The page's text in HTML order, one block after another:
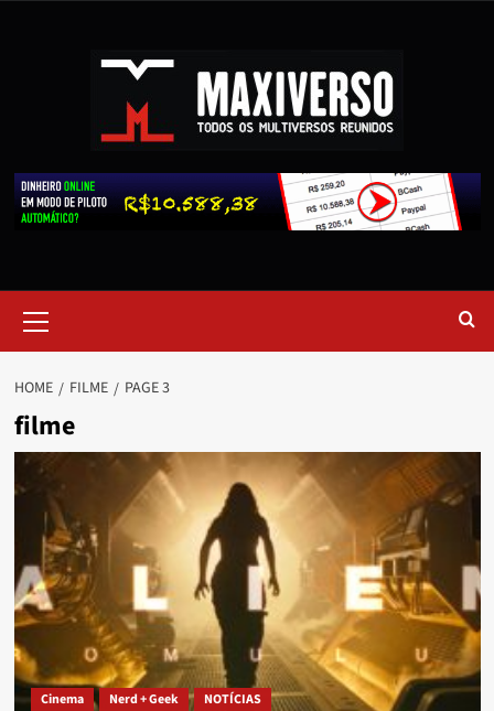
HOME FILME PAGE 3
filme
Cinema Nerd + Geek NOTÍCIAS